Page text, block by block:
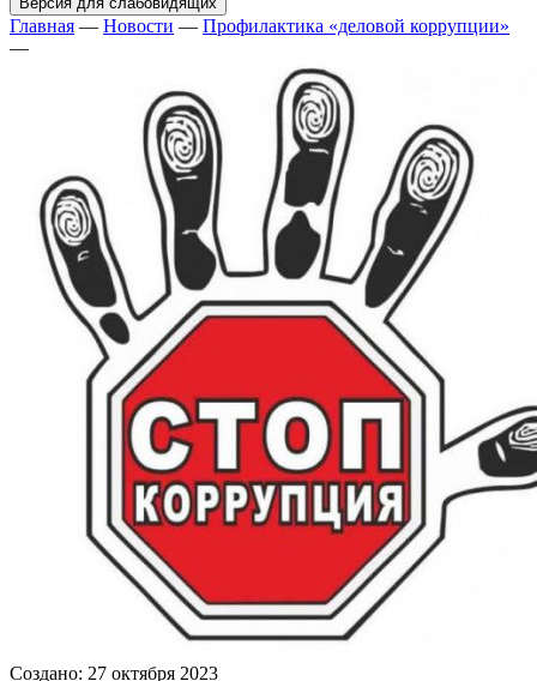
Главная — Новости — Профилактика «деловой коррупции»
—
Создано: 27 октября 2023